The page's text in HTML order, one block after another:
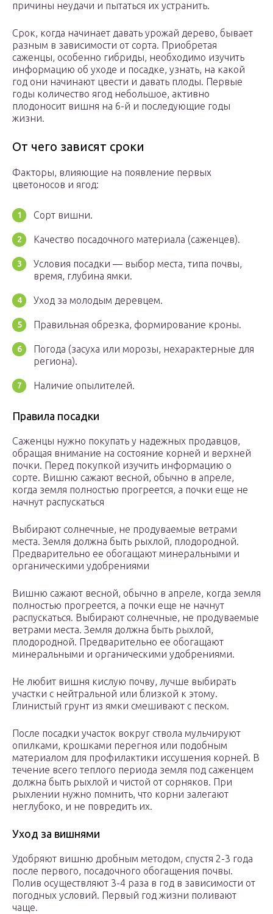
причины неудачи и пытаться их устранить.
Срок, когда начинает давать урожай дерево, бывает
разным в зависимости от сорта. Приобретая
саженцы, особенно гибриды, необходимо изучить
информацию об уходе и посадке, узнать, на какой
год они начинают цвести и давать плоды. Первые
годы количество ягод небольшое, активно
плодоносит вишня на 6-й и последующие годы
жизни.
От чего зависят сроки
Факторы, влияющие на появление первых
цветоносов и ягод:
Сорт вишни.
Качество посадочного материала (саженцев).
Условия посадки — выбор места, типа почвы,
время, глубина ямки.
Уход за молодым деревцем.
Правильная обрезка, формирование кроны.
Погода (засуха или морозы, нехарактерные для
региона).
Наличие опылителей.
Правила посадки
Саженцы нужно покупать у надежных продавцов,
обращая внимание на состояние корней и верхней
почки. Перед покупкой изучить информацию о
сорте. Вишню сажают весной, обычно в апреле,
когда земля полностью прогреется, а почки еще не
начнут распускаться
Выбирают солнечные, не продуваемые ветрами
места. Земля должна быть рыхлой, плодородной.
Предварительно ее обогащают минеральными и
органическими удобрениями
Вишню сажают весной, обычно в апреле, когда земля
полностью прогреется, а почки еще не начнут
распускаться. Выбирают солнечные, не продуваемые
ветрами места. Земля должна быть рыхлой,
плодородной. Предварительно ее обогащают
минеральными и органическими удобрениями.
Не любит вишня кислую почву, лучше выбирать
участки с нейтральной или близкой к этому.
Глинистый грунт из ямки смешивают с песком.
После посадки участок вокруг ствола мульчируют
опилками, крошками перегноя или подобным
материалом для профилактики иссушения корней. В
течение всего теплого периода земля под саженцем
должна быть рыхлой и чистой от сорняков. При
рыхлении нужно помнить, что корни залегают
неглубоко, и не повредить их.
Уход за вишнями
Удобряют вишню дробным методом, спустя 2-3 года
после первого, посадочного обогащения почвы.
Полив осуществляют 3-4 раза в год в зависимости от
погодных условий. Первый год жизни поливают
чаще.